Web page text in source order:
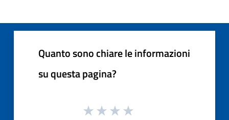
Quanto sono chiare le informazioni
su questa pagina?